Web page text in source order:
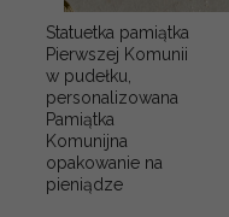
Statuetka pamiątka
Pierwszej Komunii
w pudełku,
personalizowana
Pamiątka
Komunijna
opakowanie na
pieniądze